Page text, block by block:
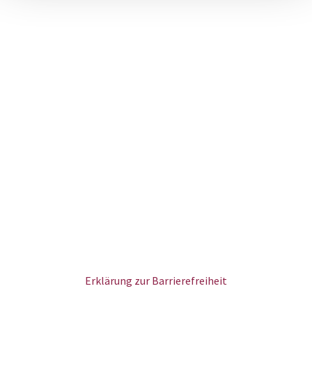
Erklärung zur Barrierefreiheit